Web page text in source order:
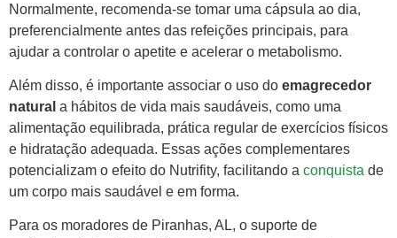
Normalmente, recomenda-se tomar uma cápsula ao dia,
preferencialmente antes das refeições principais, para
ajudar a controlar o apetite e acelerar o metabolismo.
Além disso, é importante associar o uso do emagrecedor
natural a hábitos de vida mais saudáveis, como uma
alimentação equilibrada, prática regular de exercícios físicos
e hidratação adequada. Essas ações complementares
potencializam o efeito do Nutrifity, facilitando a conquista de
um corpo mais saudável e em forma.
Para os moradores de Piranhas, AL, o suporte de